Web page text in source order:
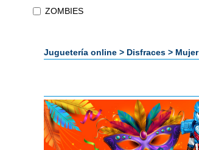
ZOMBIES
Juguetería online > Disfraces > Mujer